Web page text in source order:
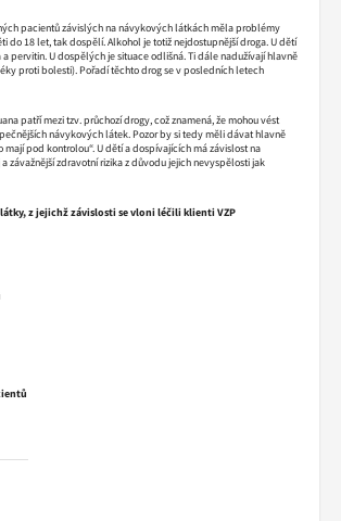
pacientů závislých na návykových látkách měla problémy
do 18 let, tak dospělí. Alkohol je totiž nejdostupnější droga. U dětí
pervitin. U dospělých je situace odlišná. Ti dále nadužívají hlavně
proti bolesti). Pořadí těchto drog se v posledních letech
patří mezi tzv. průchozí drogy, což znamená, že mohou vést
návykových látek. Pozor by si tedy měli dávat hlavně
mají pod kontrolou“. U dětí a dospívajících má závislost na
závažnější zdravotní rizika z důvodu jejich nevyspělosti jak
z jejichž závislosti se vloni léčili klienti VZP